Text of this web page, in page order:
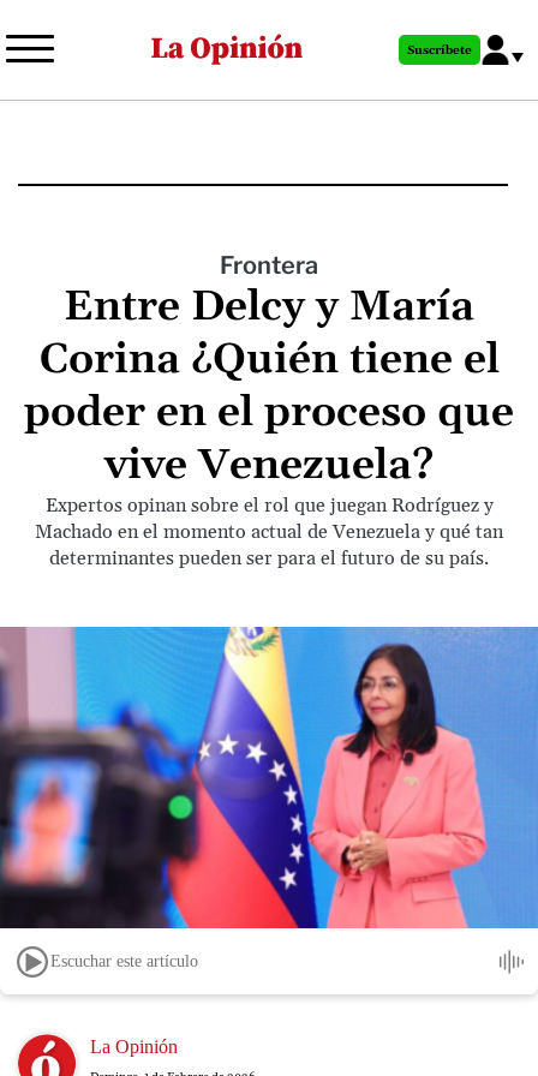
al
principal
Suscríbete
Frontera
Entre Delcy y María
Corina ¿Quién tiene el
poder en el proceso que
vive Venezuela?
Expertos opinan sobre el rol que juegan Rodríguez y
Machado en el momento actual de Venezuela y qué tan
determinantes pueden ser para el futuro de su país.
Escuchar este artículo
Image La Opinión